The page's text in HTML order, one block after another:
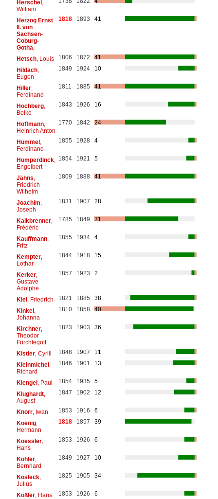
Herschel,
William
Herzog Ernst
II. von
Sachsen-
Coburg-
Gotha
1818 1893 41
Hetsch, Louis 1806 1872
41
Hildach,
Eugen
1849 1924 10
Hiller,
Ferdinand
1811 1885 41
Hochberg,
Bolko
1843 1926 16
Hoffmann,
Heinrich Anton
1770 1842 24
Hummel,
Ferdinand
1855 1928 4
Humperdinck,
Engelbert
1854 1921 5
Jähns
Friedrich
Wilhelm
1809 1888 41
Joachim
Joseph
1831 1907 28
Kalkbrenner,
Frédéric
1785 1849 31
Kauffmann,
Fritz
1855 1934 4
Kempter,
Lothar
1844 1918 15
Kerker,
Gustave
Adolphe
1857 1923 2
Kiel, Friedrich 1821 1885
38
Kinkel,
Johanna
1810 1858 40
Kirchner,
Theodor
Fürchtegott
1823 1903 36
Kistler, Cyrill 1848 1907
11
Kleinmichel,
Richard
1846 1901 13
Klengel, Paul 1854 1935
5
Klughardt,
August
1847 1902 12
Knorr, Iwan 1853 1916
6
Koenig,
Hermann
1818 1857 39
Koessler,
Hans
1853 1926 6
Köhler,
Bernhard
1849 1927 10
Kosleck,
Julius
1825 1905 34
Kößler, Hans 1853 1926
6